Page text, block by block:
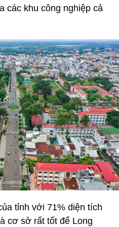
các khu công nghiệp cả
tỉnh với 71% diện tích
cơ sở rất tốt để Long